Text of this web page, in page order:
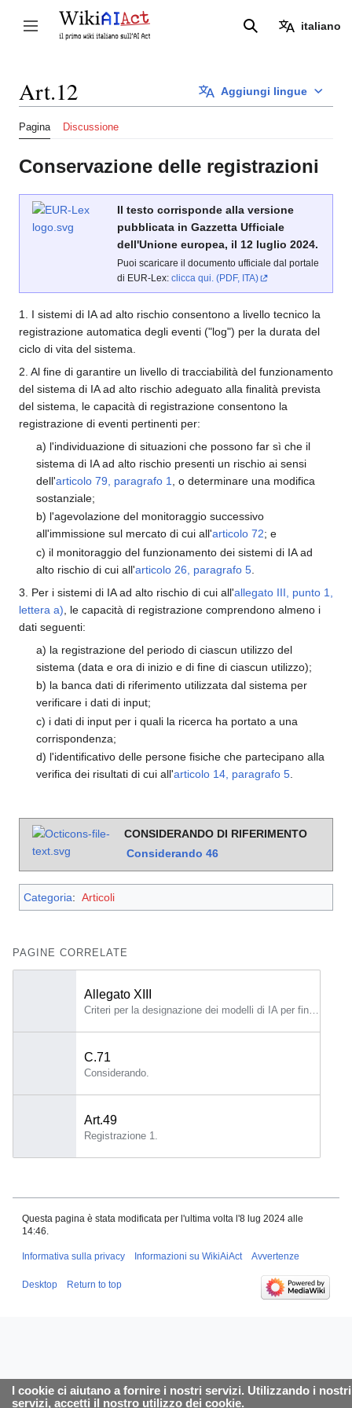
contenuto
Attiva/disattiva la barra laterale Ricerca italiano
Aggiungi lingue
Art.12
Pagina Discussione
Conservazione delle registrazioni
Il testo corrisponde alla versione
pubblicata in Gazzetta Ufficiale
dell'Unione europea, il 12 luglio 2024.
Puoi scaricare il documento ufficiale dal portale
di EUR-Lex: clicca qui. (PDF, ITA)
1. I sistemi di IA ad alto rischio consentono a livello tecnico la
registrazione automatica degli eventi ("log") per la durata del
ciclo di vita del sistema.
2. Al fine di garantire un livello di tracciabilità del funzionamento
del sistema di IA ad alto rischio adeguato alla finalità prevista
del sistema, le capacità di registrazione consentono la
registrazione di eventi pertinenti per:
a) l'individuazione di situazioni che possono far sì che il
sistema di IA ad alto rischio presenti un rischio ai sensi
dell'articolo 79, paragrafo 1
, o determinare una modifica
sostanziale;
b) l'agevolazione del monitoraggio successivo
all'immissione sul mercato di cui all'articolo 72; e
c) il monitoraggio del funzionamento dei sistemi di IA ad
alto rischio di cui all'articolo 26, paragrafo 5
3. Per i sistemi di IA ad alto rischio di cui all'allegato III, punto 1,
lettera a) , le capacità di registrazione comprendono almeno i
dati seguenti:
a) la registrazione del periodo di ciascun utilizzo del
sistema (data e ora di inizio e di fine di ciascun utilizzo);
b) la banca dati di riferimento utilizzata dal sistema per
verificare i dati di input;
c) i dati di input per i quali la ricerca ha portato a una
corrispondenza;
d) l'identificativo delle persone fisiche che partecipano alla
verifica dei risultati di cui all'articolo 14, paragrafo 5
CONSIDERANDO DI RIFERIMENTO
Considerando 46
Categoria: Articoli
PAGINE CORRELATE
Allegato XIII
C.71
Considerando.
Art.49
Registrazione 1.
I cookie ci aiutano a fornire i nostri servizi. Utilizzando i nostri
servizi, accetti il nostro utilizzo dei cookie.
Questa pagina è stata modificata per l'ultima volta l'8 lug 2024 alle
14:46.
Informativa sulla privacy Informazioni su WikiAiAct Avvertenze
Desktop Return to top